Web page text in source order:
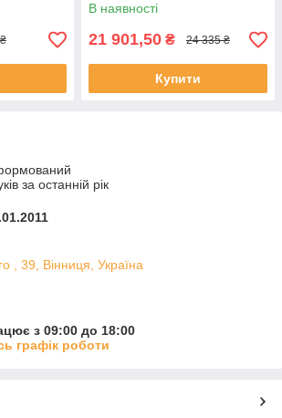
В наявності
21 901,50 ₴ 24 335 ₴
Купити
за останній рік
, 39, Вінниця, Україна
з 09:00 до 18:00
графік роботи